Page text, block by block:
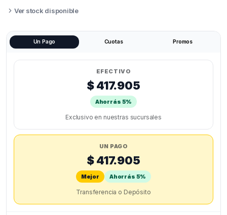
ANYCUBIC
quantity
Ver stock disponible
Un Pago Cuotas Promos
EFECTIVO
$ 417.905
Ahorrás 5%
Exclusivo en nuestras sucursales
UN PAGO
$ 417.905
Mejor Ahorrás 5%
Transferencia o Depósito